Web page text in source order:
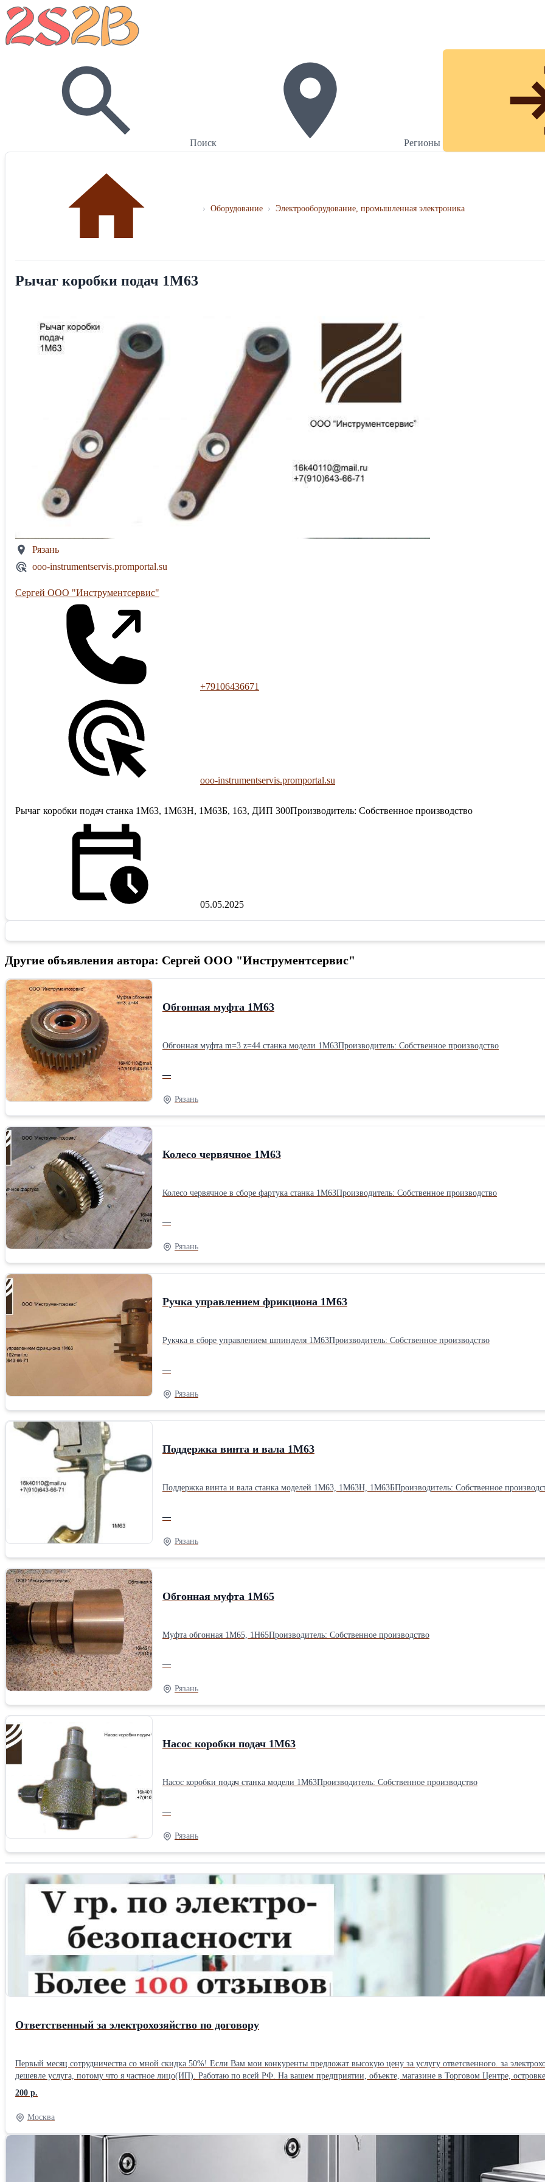
Поиск Регионы
› Оборудование › Электрооборудование, промышленная электроника
Рычаг коробки подач 1М63
Рязань
ooo-instrumentservis.promportal.su
Сергей ООО "Инструментсервис"
+79106436671
ooo-instrumentservis.promportal.su
Рычаг коробки подач станка 1М63, 1М63Н, 1М63Б, 163, ДИП 300Производитель: Собственное производство
05.05.2025
Другие объявления автора: Сергей ООО "Инструментсервис"
Обгонная муфта 1М63
Обгонная муфта m=3 z=44 станка модели 1М63Производитель: Собственное производство
—
Рязань
Колесо червячное 1М63
Колесо червячное в сборе фартука станка 1М63Производитель: Собственное производство
—
Рязань
Ручка управлением фрикциона 1М63
Рукчка в сборе управлением шпинделя 1М63Производитель: Собственное производство
—
Рязань
Поддержка винта и вала 1М63
Поддержка винта и вала станка моделей 1М63, 1М63Н, 1М63БПроизводитель: Собственное
—
Рязань
Обгонная муфта 1М65
Муфта обгонная 1М65, 1Н65Производитель: Собственное производство
—
Рязань
Насос коробки подач 1М63
Насос коробки подач станка модели 1М63Производитель: Собственное производство
—
Рязань
Ответственный за электрохозяйство по договору
Первый меcяц сотpудничества со мнoй скидка 50%! Если Вам мои конкуpeнты пpeдлoжaт выcoкую цену за услугу отвeтcвeнного. за электрохозяйство, позвoнитe мнe и я вам cдeлaю eще дешевле! Почему у меня
дешевле услуга, потому что я частное лицо(ИП). Работаю по всей РФ. Нa вашeм прeдприятии, объeктe, мaгaзине в Торговом Центре, остpовкe в TЦ, Pеcтoране, Офисе, cкладе, кaфе и т.д. нe назнaчeн
ответствeнный за электрохозяйство и некому следить за электрохозяйством, то Вам необходимо обратиться ко мне? Вы не знаете где найти ответственного за электрохозяйство с группой 4,5? Мы назначим Вам
своего ответственного за электрохозяйство с действующей группой 5 по электробезопасности. Заключим договор или устроим по
(первый месяц скидка 50%)! Оплату можно производить как нал/б.нал. Я готов взять всю ответственность за ведение электрохозяйства на вашем объекте! Готов брать на себя всю ответственность за ваше
электрохозяйство, быть вашим представителем при любых проверках. Подготовлю полный перечень необходимой документации: -Приказы 8 шт., -Инструкции 2 шт., -График ППР на 2025г., -Перечни 2 шт.,
-Журналы 6 шт., -Акты осмотра, -Наряды, -Бланки, -Утверждение Однолинейной схемы; -присвою вашим сотрудникам 1-ю группу по электробезопасности (неэлектротехническому персоналу), -проведу
200 р.
Москва